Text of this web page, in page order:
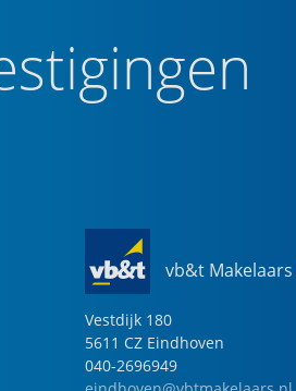
vb&t
Vestdijk 180
5611 CZ Eindhoven
040-2696949